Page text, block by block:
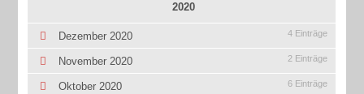
2020
Dezember 2020 4 Einträge
November 2020 2 Einträge
Oktober 2020 6 Einträge